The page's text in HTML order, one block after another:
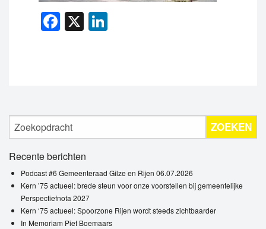
Facebook
X
ZOEKEN
Recente berichten
Podcast #6 Gemeenteraad Gilze en Rijen 06.07.2026
Kern ’75 actueel: brede steun voor onze voorstellen bij gemeentelijke
Perspectiefnota 2027
Kern ‘75 actueel: Spoorzone Rijen wordt steeds zichtbaarder
In Memoriam Piet Boemaars